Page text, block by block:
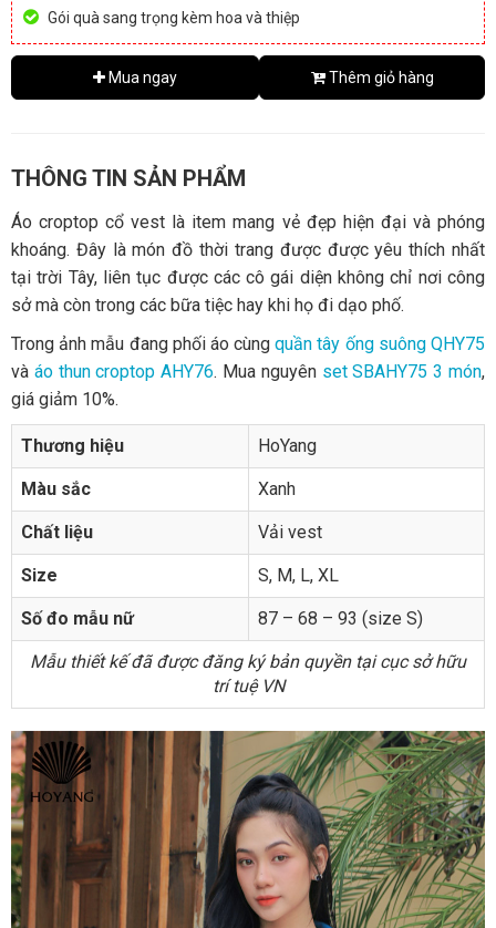
Gói quà sang trọng kèm hoa và thiệp
Mua ngay Thêm giỏ hàng
THÔNG TIN SẢN PHẨM
Áo croptop cổ vest là item mang vẻ đẹp hiện đại và phóng
khoáng. Đây là món đồ thời trang được được yêu thích nhất
tại trời Tây, liên tục được các cô gái diện không chỉ nơi công
sở mà còn trong các bữa tiệc hay khi họ đi dạo phố.
Trong ảnh mẫu đang phối áo cùngquần tây ống suông QHY75
và áo thun croptop AHY76. Mua nguyên set SBAHY75 3 món,
giá giảm 10%.
Thương hiệu HoYang
Màu sắc Xanh
Chất liệu Vải vest
Size S, M, L, XL
Số đo mẫu nữ 87 – 68 – 93 (size S)
Mẫu thiết kế đã được đăng ký bản quyền tại cục sở hữu
trí tuệ VN